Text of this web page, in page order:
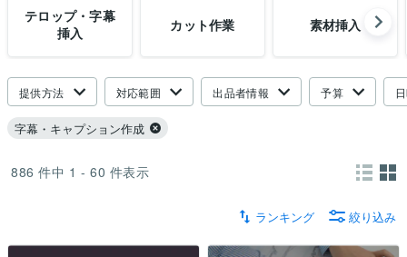
テロップ・字幕
挿入
カット作業 素材挿入
提供方法 対応範囲 出品者情報 予算
字幕・キャプション作成
886 件中 1 - 60 件表示
ランキング 絞り込み